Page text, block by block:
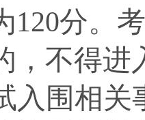
120分。
，不得进
入围相关